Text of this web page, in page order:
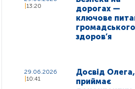
13:20
дорогах —
ключове
громадського
здоров’я
29.06.2026
10:41
Досвід
приймає